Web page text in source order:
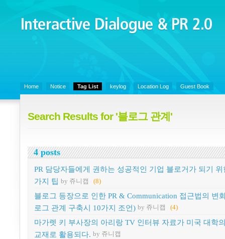
Interactive Dialogue &
PR 2.0
Home Notice Tag List keylog Location Log Guest Book
Search Results for '블로그 관계'
4 posts
PR 담당자들에게 권하는 성공적인 기업 블로거가 되기 위
가지 팁 by 쥬니캡 (8)
블로그 등장으로 인한 PR & Communication 접근법의 변
로그 관계 구축시 10가지 조언) by 쥬니캡 (4)
마가렛 키 부사장의 아리랑 TV 인터뷰 자료가 미국 대학
교재로 활용되다. by 쥬니캡